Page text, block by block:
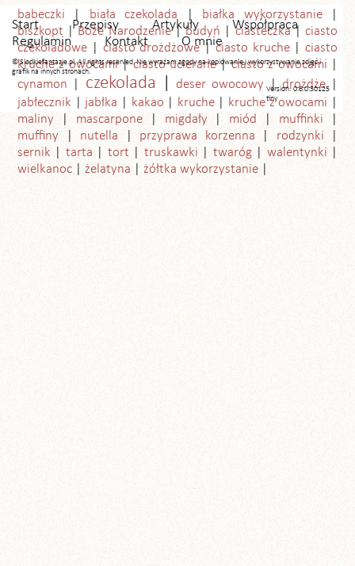
babeczki biała czekolada
białka wykorzystanie
biszkopt
Boże Narodzenie budyń ciasteczka
ciasto
czekoladowe
ciasto drożdżowe ciasto kruche
ciasto
kruche z owocami
ciasto ucierane
ciasto z owocami
cynamon
czekolada deser owocowy
drożdże
jabłecznik
jabłka kakao kruche
kruche z owocami
maliny
mascarpone migdały miód
muffinki
muffiny
nutella przyprawa korzenna
rodzynki
sernik
tarta tort truskawki twaróg
walentynki
wielkanoc
żelatyna żółtka wykorzystanie
Start Przepisy Artykuły
Współpraca
Regulamin
Kontakt O mnie
© Slodkiefantazje.pl. All rights reserved. Nie wyrażam zgody na kopiowanie i wykorzystywanie zdjęć i
grafik na innych stronach.
Version: 0.6.0.30125
tiny